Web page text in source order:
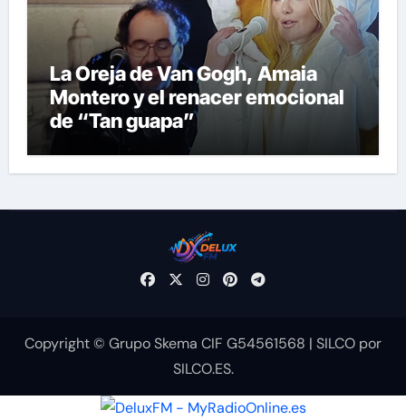
La Oreja de Van Gogh, Amaia
Montero y el renacer emocional
de “Tan guapa”
Copyright © Grupo Skema CIF G54561568 | SILCO por
SILCO.ES.